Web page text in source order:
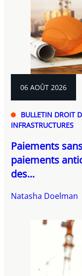
06 AOÛT 2026
BULLETIN DROIT
INFRASTRUCTURES
Paiements
paiements
des...
Natasha Doelman